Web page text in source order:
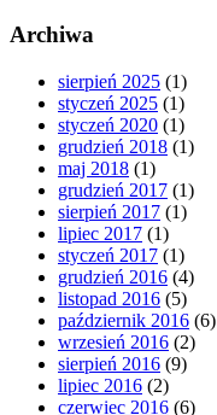
Archiwa
sierpień 2025 (1)
styczeń 2025 (1)
styczeń 2020 (1)
grudzień 2018 (1)
maj 2018 (1)
grudzień 2017 (1)
sierpień 2017 (1)
lipiec 2017 (1)
styczeń 2017 (1)
grudzień 2016 (4)
listopad 2016 (5)
październik 2016 (6)
wrzesień 2016 (2)
sierpień 2016 (9)
lipiec 2016 (2)
czerwiec 2016 (6)